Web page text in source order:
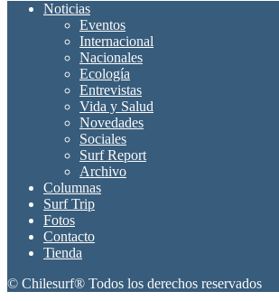
Noticias
Eventos
Internacional
Nacionales
Ecología
Entrevistas
Vida y Salud
Novedades
Sociales
Surf Report
Archivo
Columnas
Surf Trip
Fotos
Contacto
Tienda
© Chilesurf® Todos los derechos reservados